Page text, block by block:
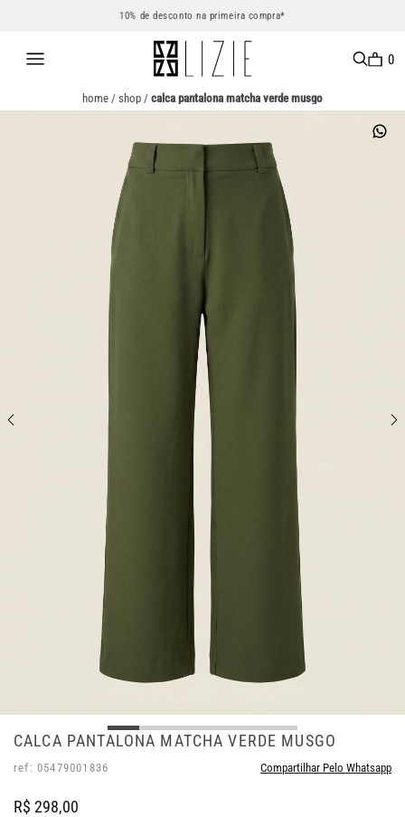
10% de desconto na primeira compra*
0
home / shop / calca pantalona matcha verde musgo
CALCA PANTALONA MATCHA VERDE MUSGO
ref: 05479001836 Compartilhar Pelo Whatsapp
R$ 298,00